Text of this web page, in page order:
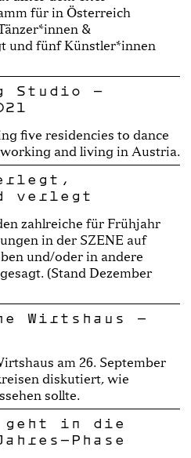
für in Österreich
&
und fünf Künstler*innen
Studio –
five residencies to dance
and living in Austria.
verlegt
zahlreiche für Frühjahr
in der SZENE auf
und/oder in andere
(Stand Dezember
Wirtshaus –
am 26. September
diskutiert, wie
sollte.
geht in die
Phase